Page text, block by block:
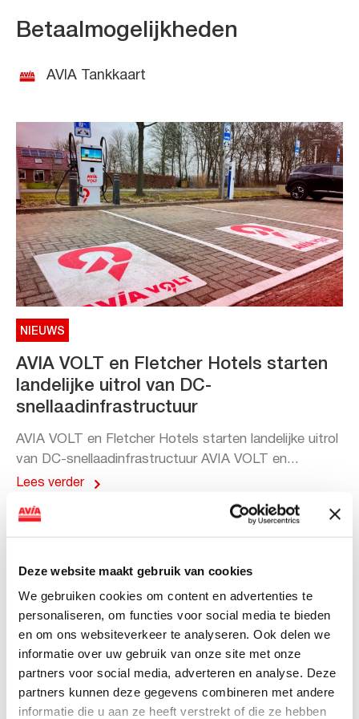
Deze website maakt gebruik van cookies
We gebruiken cookies om content en advertenties te
personaliseren, om functies voor social media te bieden
en om ons websiteverkeer te analyseren. Ook delen we
informatie over uw gebruik van onze site met onze
partners voor social media, adverteren en analyse. Deze
partners kunnen deze gegevens combineren met andere
informatie die u aan ze heeft verstrekt of die ze hebben
Betaalmogelijkheden
AVIA Tankkaart
NIEUWS
AVIA VOLT en Fletcher Hotels starten
landelijke uitrol van DC-
snellaadinfrastructuur
AVIA VOLT en Fletcher Hotels starten landelijke uitrol
van DC-snellaadinfrastructuur AVIA VOLT en...
Lees verder